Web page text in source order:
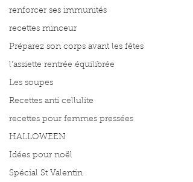
renforcer ses immunités
recettes minceur
Préparez son corps avant les fêtes
l'assiette rentrée équilibrée
Les soupes
Recettes anti cellulite
recettes pour femmes pressées
HALLOWEEN
Idées pour noël
Spécial St Valentin